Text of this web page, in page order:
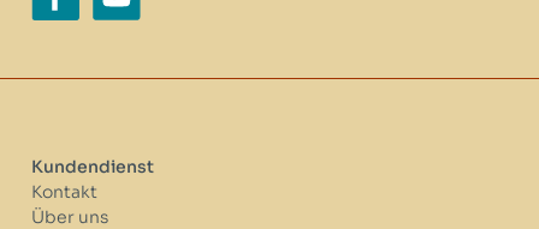
Kundendienst
Kontakt
Über uns